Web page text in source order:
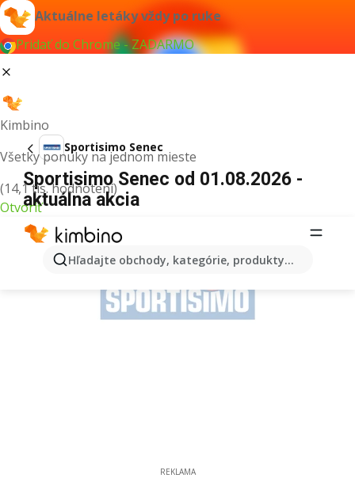
Aktuálne letáky vždy po ruke
Pridať do Chrome - ZADARMO
Kimbino
Všetky ponuky na jednom mieste
(14,1 tis. hodnotení)
Otvoriť
Hľadajte obchody, kategórie, produkty...
Sportisimo Senec
Sportisimo Senec od 01.08.2026 -
aktuálna akcia
REKLAMA